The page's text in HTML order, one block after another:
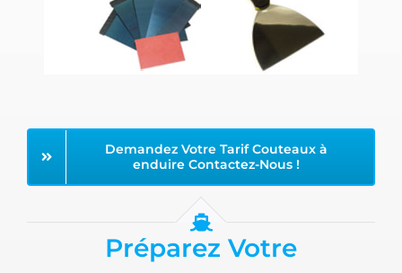
Demandez Votre Tarif Couteaux à
enduire Contactez-Nous !
Préparez Votre